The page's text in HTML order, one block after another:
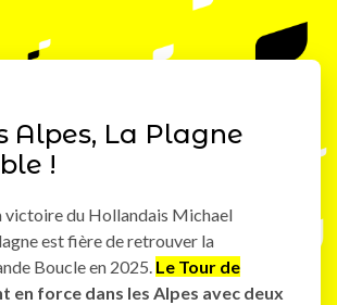
Alpes, La Plagne
!
victoire du Hollandais Michael
est fière de retrouver la
Boucle en 2025. Le Tour de
en force dans les Alpes avec deux